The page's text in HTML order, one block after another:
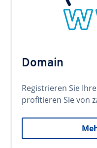
Domain
Registrieren Sie
profitieren Sie von